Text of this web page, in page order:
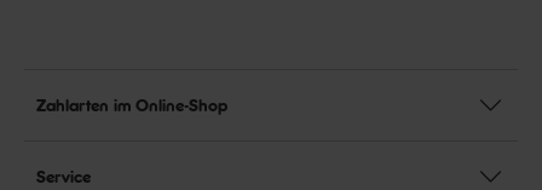
Zahlarten im Online-Shop
Service